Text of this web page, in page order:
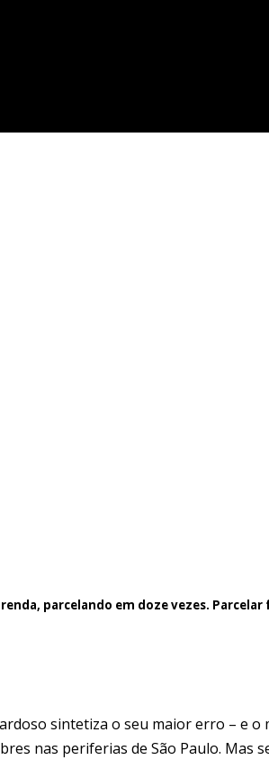
parcelando em doze vezes.
sintetiza o seu maior erro – e
nas periferias de São Paulo. Mas